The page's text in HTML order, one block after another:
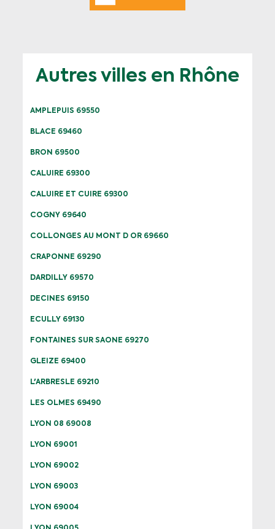
Autres villes en Rhône
AMPLEPUIS 69550
BLACE 69460
BRON 69500
CALUIRE 69300
CALUIRE ET CUIRE 69300
COGNY 69640
COLLONGES AU MONT D OR 69660
CRAPONNE 69290
DARDILLY 69570
DECINES 69150
ECULLY 69130
FONTAINES SUR SAONE 69270
GLEIZE 69400
L'ARBRESLE 69210
LES OLMES 69490
LYON 08 69008
LYON 69001
LYON 69002
LYON 69003
LYON 69004